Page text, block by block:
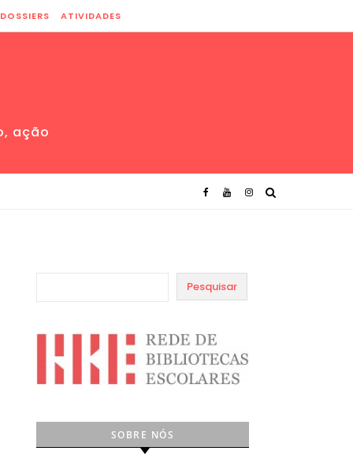
DOSSIERS ATIVIDADES
ação
Pesquisar
SOBRE NÓS